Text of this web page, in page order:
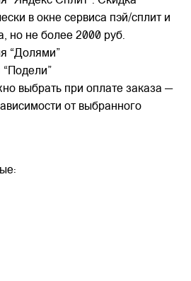
в окне сервиса пэй/сплит и
но не более 2000 руб.
“Долями”
“Подели”
выбрать при оплате заказа —
от выбранного